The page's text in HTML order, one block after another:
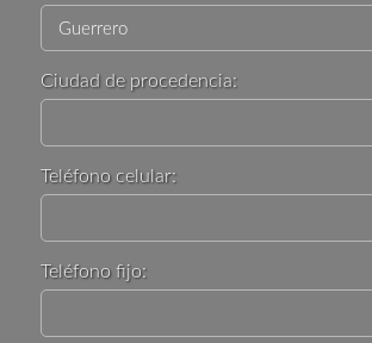
Ciudad de procedencia:
Teléfono celular:
Teléfono fijo: